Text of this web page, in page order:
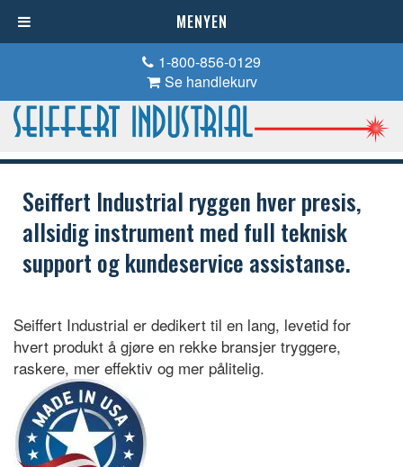
1-800-856-0129
Se handlekurv
Seiffert Industrial ryggen hver presis,
allsidig instrument med full teknisk
support og kundeservice assistanse.
Seiffert Industrial er dedikert til en lang, levetid for
hvert produkt å gjøre en rekke bransjer tryggere,
raskere, mer effektiv og mer pålitelig.
MENYEN